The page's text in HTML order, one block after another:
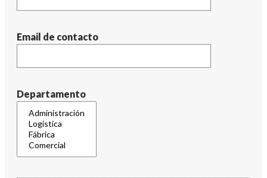
Email de contacto
Departamento